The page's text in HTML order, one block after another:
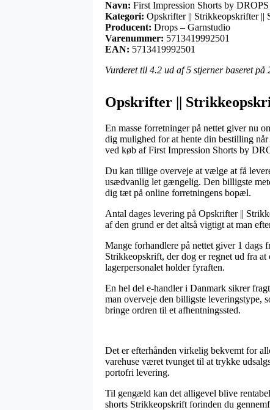
Navn: First Impression Shorts by
Kategori: Opskrifter || Strikkeopskrifter ||
Producent: Drops – Garnstudio
Varenummer: 5713419992501
EAN: 5713419992501
Vurderet til 4.2 ud af 5 stjerner baseret på
Opskrifter ||
En masse forretninger på nettet giver nu
dig mulighed for at hente din bestilling når
ved køb af First Impression Shorts by
Du kan tillige overveje at vælge at få
usædvanlig let gængelig. Den billigste
dig tæt på online forretningens bopæl.
Antal dages levering på Opskrifter ||
af den grund er det altså vigtigt at man
Mange forhandlere på nettet giver 1 dags
Strikkeopskrift, der dog er regnet ud fra
lagerpersonalet holder fyraften.
En hel del e-handler i Danmark sikrer
man overveje den billigste leveringstype,
bringe ordren til et afhentningssted.
Det er efterhånden virkelig bekvemt for
varehuse været tvunget til at trykke
portofri levering.
Til gengæld kan det alligevel blive
shorts Strikkeopskrift forinden du